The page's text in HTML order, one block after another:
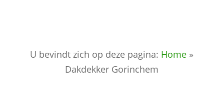
U bevindt zich op deze pagina: Home »
Dakdekker Gorinchem